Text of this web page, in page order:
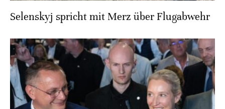
Selenskyj spricht mit Merz über Flugabwehr